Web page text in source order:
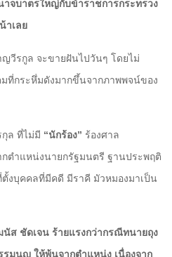
จบาตรใหญ่กับข้าราชการกระทรวง
าเลย
วีรกูล จะขายฝันไปวันๆ โดยไม่
ที่กระหึ่มดังมากขึ้นจากภาพพจน์ของ
ล ที่ไม่มี “นักร้อง” ร้องศาล
ตำแหน่งนายกรัฐมนตรี ฐานประพฤติ
งบุคคลที่มีคดี มีราคี มัวหมองมาเป็น
ส ชัดเจน ร้ายแรงกว่ากรณีทนายถุง
มนูญ ให้พ้นจากตำแหน่ง เนื่องจาก